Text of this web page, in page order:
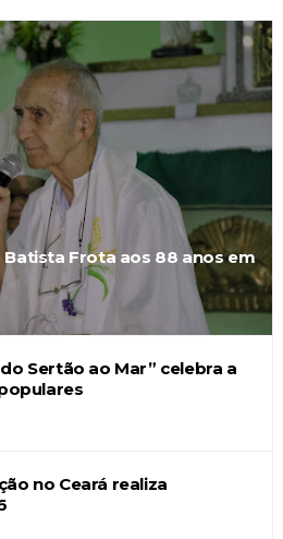
Frota aos 88 anos em
Sertão ao Mar” celebra a
no Ceará realiza